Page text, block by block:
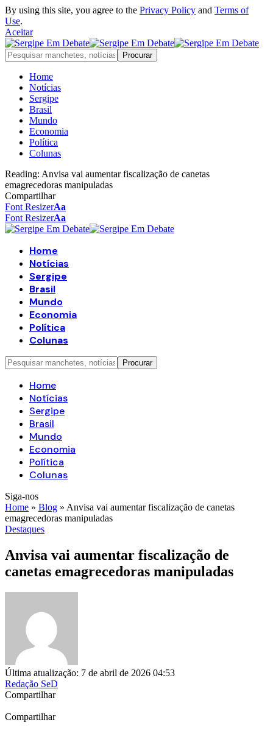
By using this site, you agree to the Privacy Policy and Terms of
Use.
Aceitar
Home
Notícias
Sergipe
Brasil
Mundo
Economia
Política
Colunas
Reading: Anvisa vai aumentar fiscalização de canetas
emagrecedoras manipuladas
Compartilhar
Font ResizerAa
Font ResizerAa
Home
Notícias
Sergipe
Brasil
Mundo
Economia
Política
Colunas
Home
Notícias
Sergipe
Brasil
Mundo
Economia
Política
Colunas
Siga-nos
Home » Blog » Anvisa vai aumentar fiscalização de canetas
emagrecedoras manipuladas
Destaques
Anvisa vai aumentar fiscalização de
canetas emagrecedoras manipuladas
Última atualização: 7 de abril de 2026 04:53
Redação SeD
Compartilhar
Compartilhar